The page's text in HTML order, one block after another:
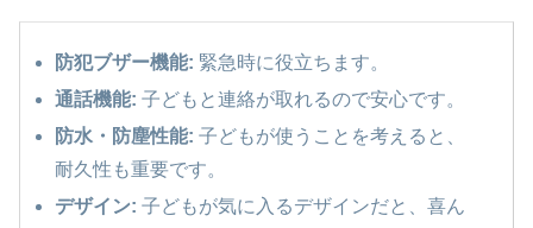
防犯ブザー機能: 緊急時に役立ちます。
通話機能: 子どもと連絡が取れるので安心です。
防水・防塵性能: 子どもが使うことを考えると、
耐久性も重要です。
デザイン: 子どもが気に入るデザインだと、喜ん